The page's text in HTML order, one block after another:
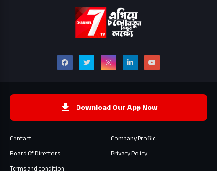
Download Our App Now
Contact
Company Profile
Board Of Directors
Privacy Policy
Terms and condition